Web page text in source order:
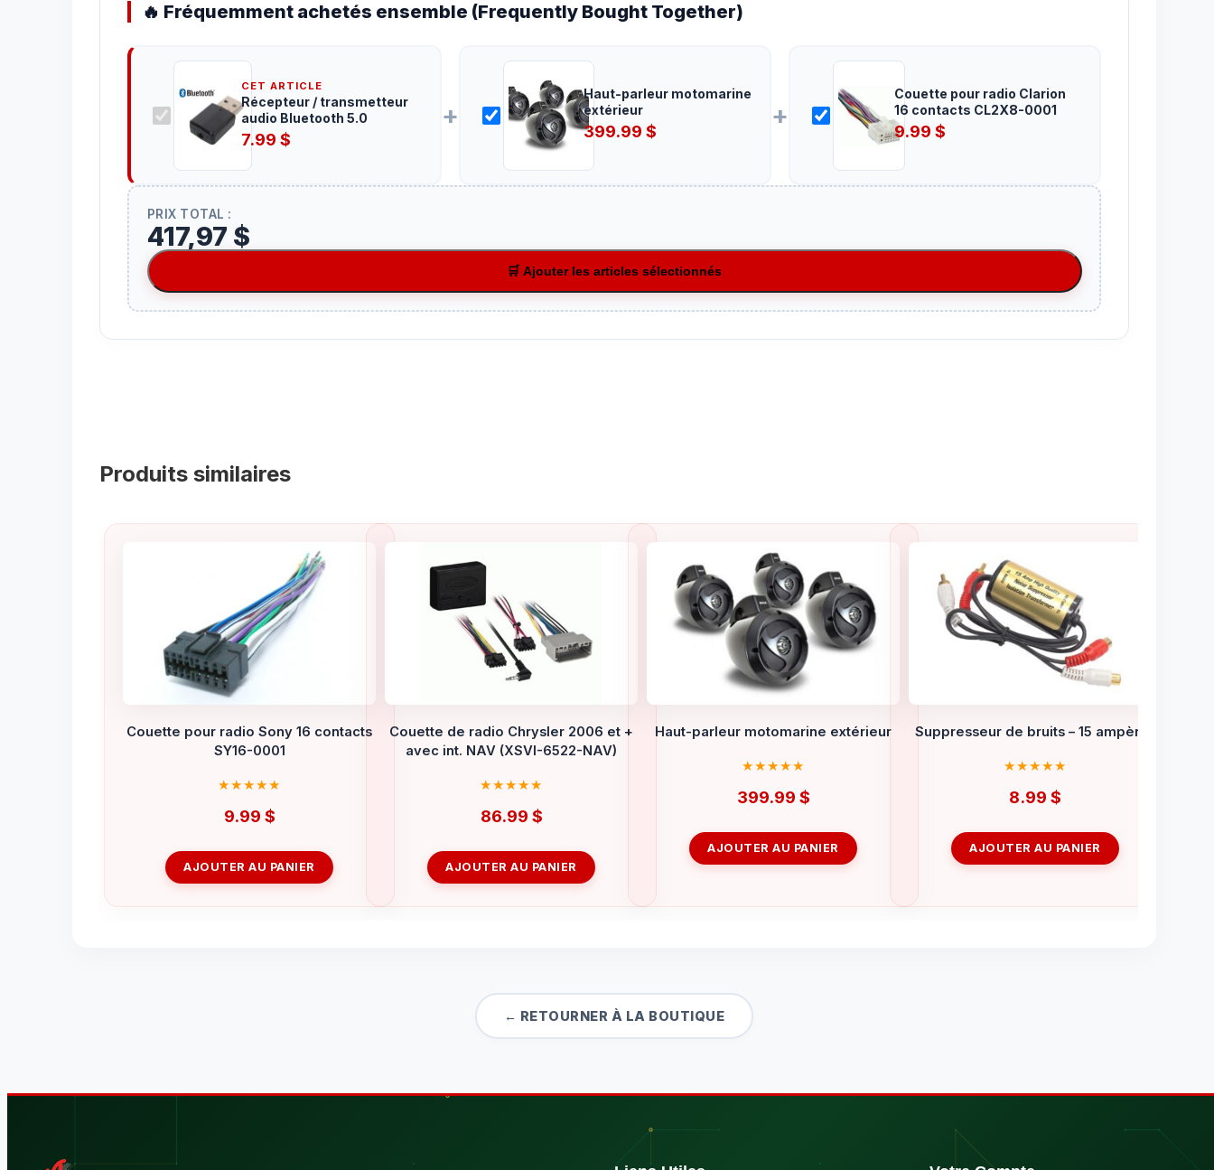
🔥 Fréquemment achetés ensemble (Frequently Bought Together)
CET ARTICLE
Récepteur / transmetteur
audio Bluetooth 5.0
7.99 $
+
Haut-parleur motomarine
extérieur
399.99$
+
Couette pour radio Clarion
16 contacts CL2X8-0001
9.99 $
PRIX TOTAL :
417,97 $
🛒 Ajouter les articles sélectionnés
Produits similaires
Couette pour radio Sony 16 contacts
SY16-0001
9.99 $
AJOUTER AU PANIER
Couette de radio Chrysler 2006 et +
avec int. NAV (XSVI-6522-NAV)
86.99 $
AJOUTER AU PANIER
Haut-parleur motomarine extérieur
399.99 $
AJOUTER AU PANIER
Suppresseur de bruits – 15 ampères
8.99 $
AJOUTER AU PANIER
← RETOURNER À LA BOUTIQUE